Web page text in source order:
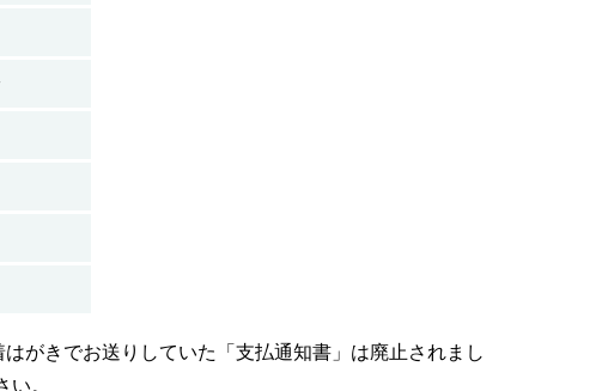
がきでお送りしていた「支払通知書」は廃止されまし
い。